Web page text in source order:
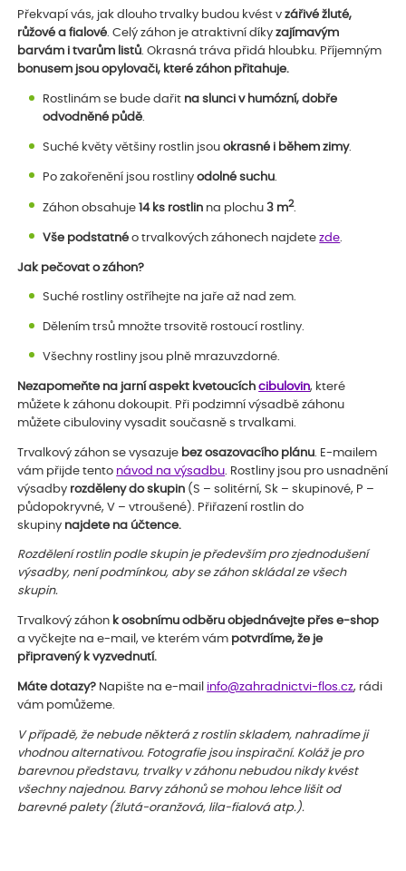
Překvapí vás, jak dlouho trvalky budou kvést vzářivé žluté,
růžové a fialové. Celý záhon je atraktivní díkyzajímavým
barvám i tvarům listů. Okrasná tráva přidá hloubku. Příjemným
bonusem jsou opylovači, které záhon přitahuje.
Rostlinám se bude dařit na slunci v humózní, dobře
odvodněné půdě.
Suché květy většiny rostlin jsouokrasné i během zimy.
Po zakořenění jsou rostlinyodolné suchu.
Záhon obsahuje14 ks rostlin na plochu3 m2.
Vše podstatné o trvalkových záhonech najdetezde.
Jak pečovat o záhon?
Suché rostliny ostříhejte na jaře až nad zem.
Dělením trsů množte trsovitě rostoucí rostliny.
Všechny rostliny jsou plně mrazuvzdorné.
Nezapomeňte na jarní aspekt kvetoucíchcibulovin, které
můžete k záhonu dokoupit. Při podzimní výsadbě záhonu
můžete cibuloviny vysadit současně s trvalkami.
Trvalkový záhon se vysazuje bez osazovacího plánu . E-mailem
vám přijde tento návod na výsadbu . Rostliny jsou pro usnadnění
výsadby rozděleny do skupin (S – solitérní, Sk – skupinové, P –
půdopokryvné, V – vtroušené). Přiřazení rostlin do
skupiny najdete na účtence.
Rozdělení rostlin podle skupin je především pro zjednodušení
výsadby, není podmínkou, aby se záhon skládal ze všech
skupin.
Trvalkový záhon k osobnímu odběru objednávejte přes e-shop
a vyčkejte na e-mail, ve kterém vám potvrdíme, že je
připravený k vyzvednutí.
Máte dotazy? Napište na e-mail info@zahradnictvi-flos.cz, rádi
vám pomůžeme.
V případě, že nebude některá z rostlin skladem, nahradíme ji
vhodnou alternativou. Fotografie jsou inspirační. Koláž je pro
barevnou představu, trvalky v záhonu nebudou nikdy kvést
všechny najednou. Barvy záhonů se mohou lehce lišit od
barevné palety (žlutá-oranžová, lila-fialová atp.).